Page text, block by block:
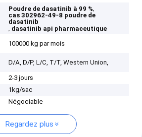
Poudre de dasatinib à 99 %,
cas 302962-49-8 poudre de
dasatinib
, dasatinib api pharmaceutique
100000 kg par mois
D/A, D/P, L/C, T/T, Western Union,
2-3 jours
1kg/sac
Négociable
Regardez plus